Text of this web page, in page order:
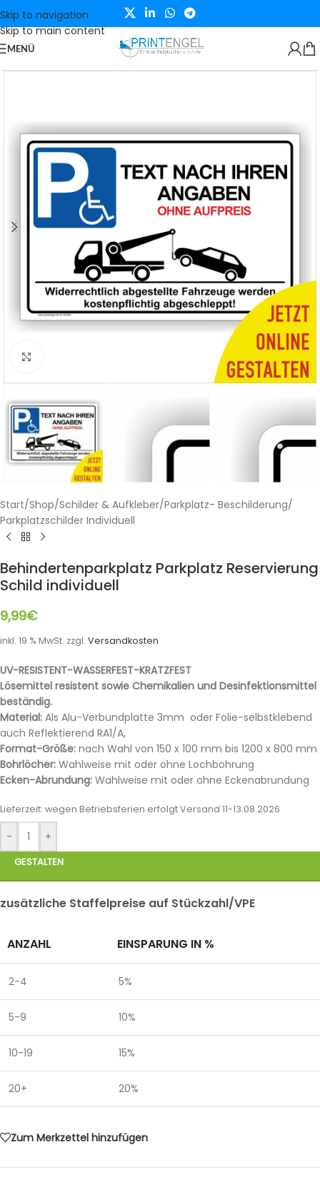
Skip to navigation
Skip to main content
MENÜ
Start/Shop/Schilder & Aufkleber/Parkplatz- Beschilderung/
Parkplatzschilder Individuell
Behindertenparkplatz Parkplatz Reservierung
Schild individuell
9,99€
inkl. 19 % MwSt. zzgl. Versandkosten
UV-RESISTENT-WASSERFEST-KRATZFEST
Lösemittel resistent sowie Chemikalien und Desinfektionsmittel
beständig.
Material: Als Alu-Verbundplatte 3mm oder Folie-selbstklebend
auch Reflektierend RA1/A,
Format-Größe: nach Wahl von 150 x 100 mm bis 1200 x 800 mm
Bohrlöcher: Wahlweise mit oder ohne Lochbohrung
Ecken-Abrundung: Wahlweise mit oder ohne Eckenabrundung
Lieferzeit: wegen Betriebsferien erfolgt Versand 11-13.08.2026
- +
GESTALTEN
zusätzliche Staffelpreise auf Stückzahl/VPE
ANZAHL EINSPARUNG IN %
2-4 5%
5-9 10%
10-19 15%
20+ 20%
Zum Merkzettel hinzufügen